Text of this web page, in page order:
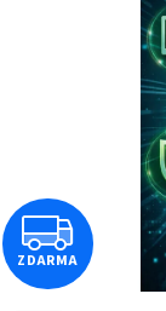
Z
D
ZDARMA